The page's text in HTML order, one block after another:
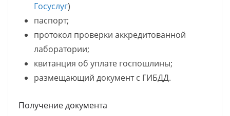
Госуслуг)
паспорт;
протокол проверки аккредитованной
лаборатории;
квитанция об уплате госпошлины;
размещающий документ с ГИБДД.
Получение документа